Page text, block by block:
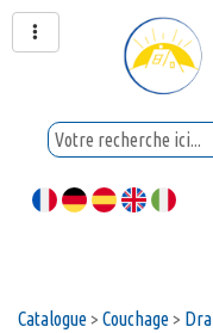
Catalogue> Couchage>